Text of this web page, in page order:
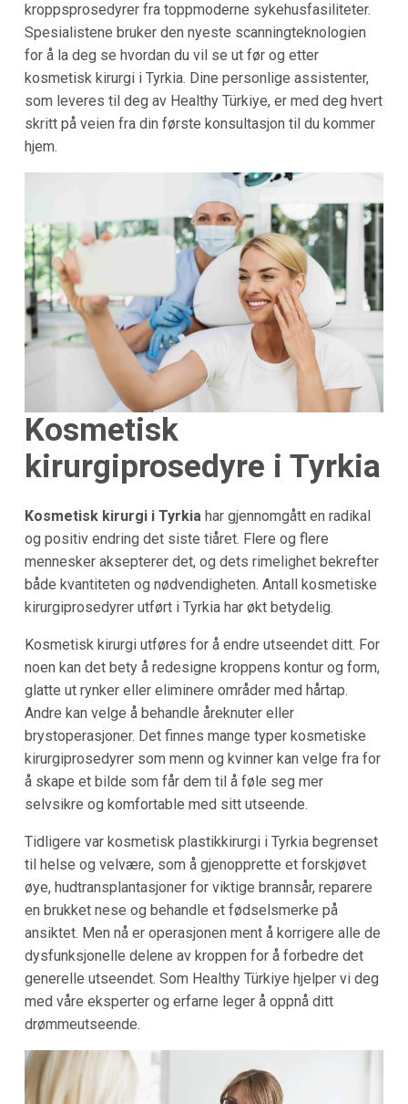
kroppsprosedyrer fra toppmoderne sykehusfasiliteter.
Spesialistene bruker den nyeste scanningteknologien
for å la deg se hvordan du vil se ut før og etter
kosmetisk kirurgi i Tyrkia. Dine personlige assistenter,
som leveres til deg av Healthy Türkiye, er med deg hvert
skritt på veien fra din første konsultasjon til du kommer
hjem.
Kosmetisk
kirurgiprosedyre i Tyrkia
Kosmetisk kirurgi i Tyrkia har gjennomgått en radikal
og positiv endring det siste tiåret. Flere og flere
mennesker aksepterer det, og dets rimelighet bekrefter
både kvantiteten og nødvendigheten. Antall kosmetiske
kirurgiprosedyrer utført i Tyrkia har økt betydelig.
Kosmetisk kirurgi utføres for å endre utseendet ditt. For
noen kan det bety å redesigne kroppens kontur og form,
glatte ut rynker eller eliminere områder med hårtap.
Andre kan velge å behandle åreknuter eller
brystoperasjoner. Det finnes mange typer kosmetiske
kirurgiprosedyrer som menn og kvinner kan velge fra for
å skape et bilde som får dem til å føle seg mer
selvsikre og komfortable med sitt utseende.
Tidligere var kosmetisk plastikkirurgi i Tyrkia begrenset
til helse og velvære, som å gjenopprette et forskjøvet
øye, hudtransplantasjoner for viktige brannsår, reparere
en brukket nese og behandle et fødselsmerke på
ansiktet. Men nå er operasjonen ment å korrigere alle de
dysfunksjonelle delene av kroppen for å forbedre det
generelle utseendet. Som Healthy Türkiye hjelper vi deg
med våre eksperter og erfarne leger å oppnå ditt
drømmeutseende.